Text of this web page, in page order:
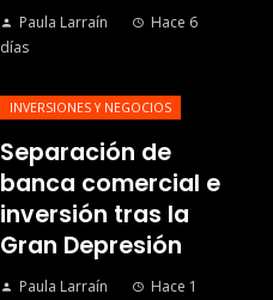
Paula Larraín
Hace 6
días
INVERSIONES Y NEGOCIOS
Separación de
banca comercial e
inversión tras la
Gran Depresión
Paula Larraín
Hace 1